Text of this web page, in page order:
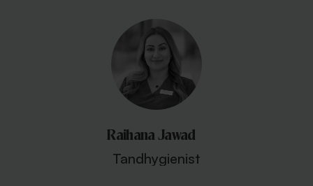
Raihana Jawad
Tandhygienist